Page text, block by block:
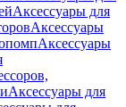
Аксессуары для
Аксессуары
Аксессуары
Аксессуары для